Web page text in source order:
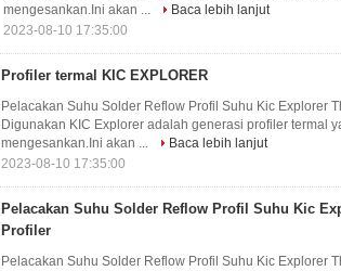
mengesankan.Ini akan ...
Baca lebih lanjut
2023-08-10 17:35:00
Profiler termal KIC EXPLORER
Pelacakan Suhu Solder Reflow Profil Suhu Kic Explorer
Digunakan KIC Explorer adalah generasi profiler termal
mengesankan.Ini akan ...
Baca lebih lanjut
2023-08-10 17:35:00
Pelacakan Suhu Solder Reflow Profil Suhu Kic
Profiler
Pelacakan Suhu Solder Reflow Profil Suhu Kic Explorer